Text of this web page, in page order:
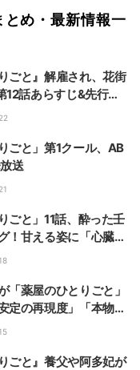
め・最新情報一
ごと』解雇され、花街
話あらすじ&先行カ
ごと」第1クール、AB
送
ごと」11話、酔った壬
！甘える姿に「心臓打
「めっちゃニヤニヤす
「薬屋のひとりごと」
定の再現度」「本物す
ごと』養父や阿多妃が